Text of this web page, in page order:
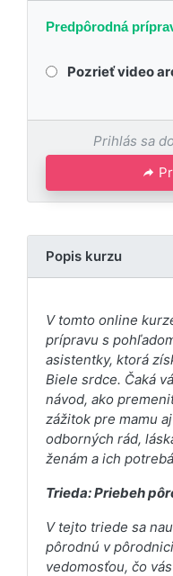
Predpôrodná
Pozrieť video
Prihlás sa
Popis kurzu
V tomto online
prípravu s
asistentky, ktorá
Biele srdce. Čaká
návod, ako
zážitok pre mamu
odborných rád,
ženám a ich
Trieda: Priebeh
V tejto triede sa
pôrodnú v
vedomosťou, čo